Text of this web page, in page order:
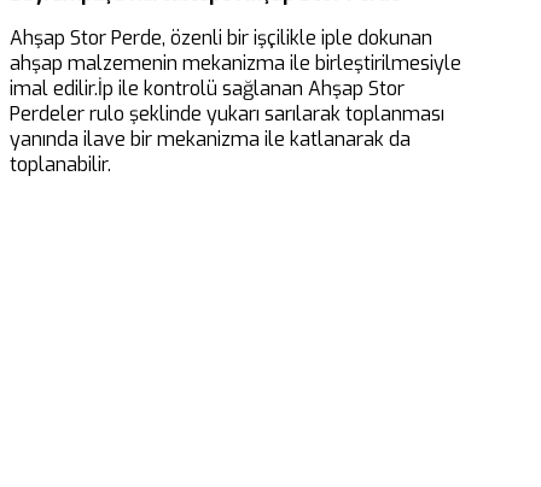
Ahşap Stor Perde, özenli bir işçilikle iple dokunan
ahşap malzemenin mekanizma ile birleştirilmesiyle
imal edilir.İp ile kontrolü sağlanan Ahşap Stor
Perdeler rulo şeklinde yukarı sarılarak toplanması
yanında ilave bir mekanizma ile katlanarak da
toplanabilir.